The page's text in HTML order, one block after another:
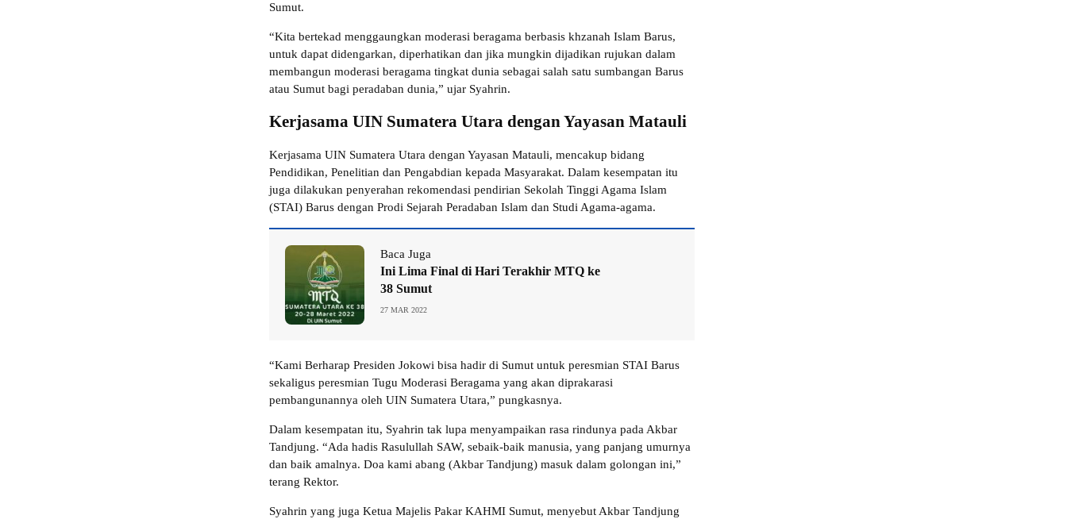
Sumut.
“Kita bertekad menggaungkan moderasi beragama berbasis khzanah Islam Barus,
untuk dapat didengarkan, diperhatikan dan jika mungkin dijadikan rujukan dalam
membangun moderasi beragama tingkat dunia sebagai salah satu sumbangan Barus
atau Sumut bagi peradaban dunia,” ujar Syahrin.
Kerjasama UIN Sumatera Utara dengan Yayasan Matauli
Kerjasama UIN Sumatera Utara dengan Yayasan Matauli, mencakup bidang
Pendidikan, Penelitian dan Pengabdian kepada Masyarakat. Dalam kesempatan itu
juga dilakukan penyerahan rekomendasi pendirian Sekolah Tinggi Agama Islam
(STAI) Barus dengan Prodi Sejarah Peradaban Islam dan Studi Agama-agama.
Baca Juga
Ini Lima Final di Hari Terakhir MTQ ke
38 Sumut
27 MAR 2022
“Kami Berharap Presiden Jokowi bisa hadir di Sumut untuk peresmian STAI Barus
sekaligus peresmian Tugu Moderasi Beragama yang akan diprakarasi
pembangunannya oleh UIN Sumatera Utara,” pungkasnya.
Dalam kesempatan itu, Syahrin tak lupa menyampaikan rasa rindunya pada Akbar
Tandjung. “Ada hadis Rasulullah SAW, sebaik-baik manusia, yang panjang umurnya
dan baik amalnya. Doa kami abang (Akbar Tandjung) masuk dalam golongan ini,”
terang Rektor.
Syahrin yang juga Ketua Majelis Pakar KAHMI Sumut, menyebut Akbar Tandjung